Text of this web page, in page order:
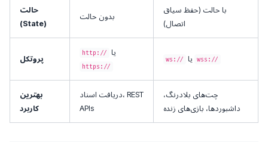
حالت
(State)
بدون حالت
با حالت (حفظ سياق
اتصال)
پروتکل
http:// یا
https://
ws:// wss://
بهترین
کاربرد
دریافت اسناد، REST
APIs
چت‌های بلادرنگ،
داشبوردها، بازی‌های زنده